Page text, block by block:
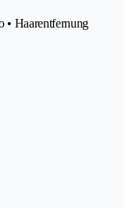
• Haarentfernung